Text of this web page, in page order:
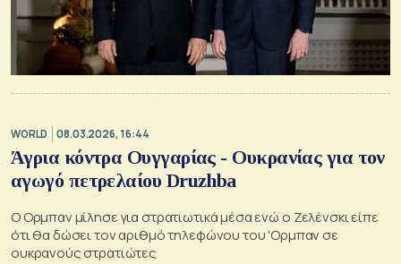
WORLD 08.03.2026, 16:44
Άγρια κόντρα Ουγγαρίας - Ουκρανίας για τον
αγωγό πετρελαίου Druzhba
Ο Ορμπαν μίλησε για στρατιωτικά μέσα ενώ ο Ζελένσκι είπε
ότι θα δώσει τον αριθμό τηλεφώνου του 'Ορμπαν σε
ουκρανούς στρατιώτες